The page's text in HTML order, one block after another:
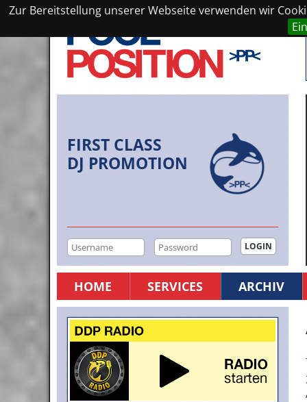
Zur Bereitstellung unserer Webseite verwenden wir
FIRST CLASS
DJ PROMOTION
HOME SERVICES ARCHIV